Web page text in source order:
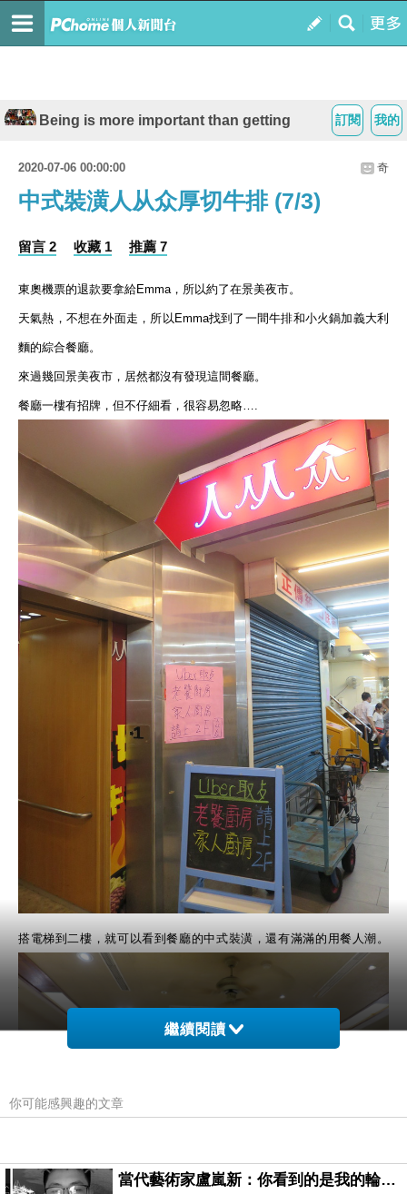
我的
訂閱
Being is more important than getting
2020-07-06 00:00:00 奇
中式裝潢人从众厚切牛排 (7/3)
留言 2 收藏 1 推薦 7
東奧機票的退款要拿給Emma，所以約了在景美夜市。
天氣熱，不想在外面走，所以 Emma找到了一間牛排和小火鍋加義大利
麵的綜合餐廳。
來過幾回景美夜市，居然都沒有發現這間餐廳。
餐廳一樓有招牌，但不仔細看，很容易忽略….
搭電梯到二樓，就可以看到餐廳的中式裝潢，還有滿滿的用餐人潮。
繼續閱讀
你可能感興趣的文章
當代藝術家盧嵐新：你看到的是我的輪廓，還是你的故事？——藏在藍色裡的希望與光